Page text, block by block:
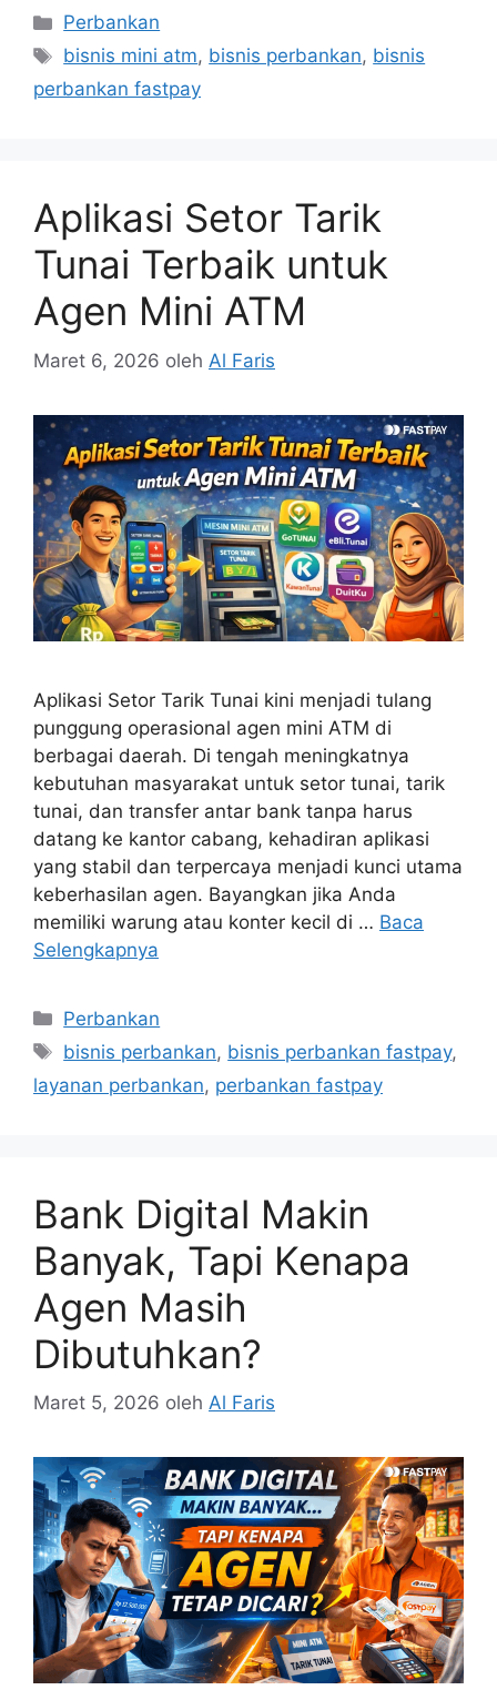
Perbankan
bisnis mini atm, bisnis perbankan, bisnis
perbankan fastpay
Aplikasi Setor Tarik
Tunai Terbaik untuk
Agen Mini ATM
Maret 6, 2026 oleh Al Faris
Aplikasi Setor Tarik Tunai kini menjadi tulang
punggung operasional agen mini ATM di
berbagai daerah. Di tengah meningkatnya
kebutuhan masyarakat untuk setor tunai, tarik
tunai, dan transfer antar bank tanpa harus
datang ke kantor cabang, kehadiran aplikasi
yang stabil dan terpercaya menjadi kunci utama
keberhasilan agen. Bayangkan jika Anda
memiliki warung atau konter kecil di … Baca
Selengkapnya
Perbankan
bisnis perbankan, bisnis perbankan fastpay,
layanan perbankan, perbankan fastpay
Bank Digital Makin
Banyak, Tapi Kenapa
Agen Masih
Dibutuhkan?
Maret 5, 2026 oleh Al Faris